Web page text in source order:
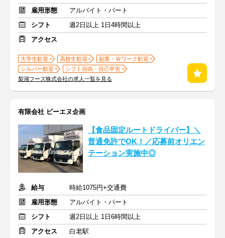
雇用形態
アルバイト・パート
シフト
週2日以上 1日4時間以上
アクセス
大学生歓迎 高校生歓迎
副業・Ｗワーク歓迎
シルバー歓迎
シフト自由・自己申告
梨湖フーズ株式会社の求人一覧を見る
有限会社 ビーエヌ企画
【食品固定ルートドライバー】＼
普通免許でOK！／応募前オリエン
テーション実施中◎
給与
時給1075円+交通費
雇用形態
アルバイト・パート
シフト
週2日以上 1日6時間以上
アクセス
白老駅